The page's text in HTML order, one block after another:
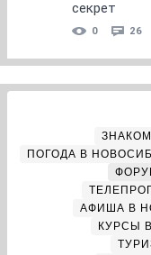
секрет
0 26
ПОГОДА В
АФИША В
КУРСЫ